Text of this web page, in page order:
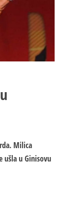
Milica
ušla u Ginisovu